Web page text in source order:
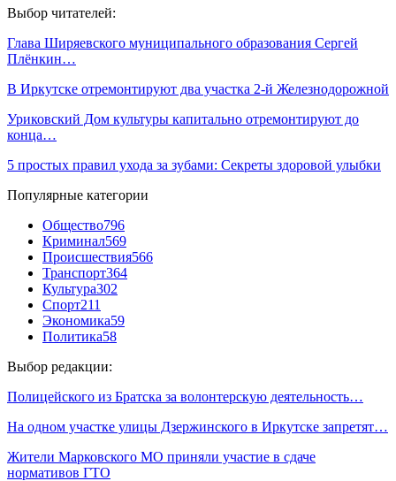
Выбор читателей:
Глава Ширяевского муниципального образования Сергей
Плёнкин…
В Иркутске отремонтируют два участка 2-й Железнодорожной
Уриковский Дом культуры капитально отремонтируют до
конца…
5 простых правил ухода за зубами: Секреты здоровой улыбки
Популярные категории
Общество796
Криминал569
Происшествия566
Транспорт364
Культура302
Спорт211
Экономика59
Политика58
Выбор редакции:
Полицейского из Братска за волонтерскую деятельность…
На одном участке улицы Дзержинского в Иркутске запретят…
Жители Марковского МО приняли участие в сдаче
нормативов ГТО